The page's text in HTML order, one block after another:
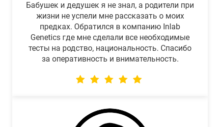
Бабушек и дедушек я не знал, а родители при
жизни не успели мне рассказать о моих
предках. Обратился в компанию Inlab
Genetics где мне сделали все необходимые
тесты на родство, национальность. Спасибо
за оперативность и внимательность.